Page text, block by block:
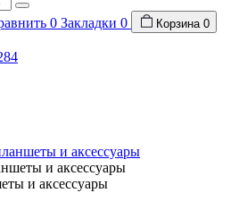
0 Закладки 0 Корзина 0
и аксессуары
и аксессуары
и аксессуары